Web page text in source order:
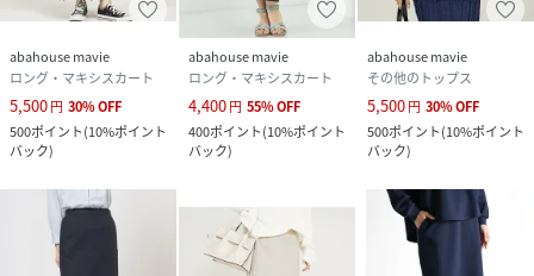
abahouse mavie
ロング・マキシスカート
5,500円 30%OFF
500ポイント(10%ポイント
バック)
abahouse mavie
ロング・マキシスカート
4,400円 55%OFF
400ポイント(10%ポイント
バック)
abahouse mavie
その他のトップス
5,500円 30%OFF
500ポイント(10%ポイント
バック)